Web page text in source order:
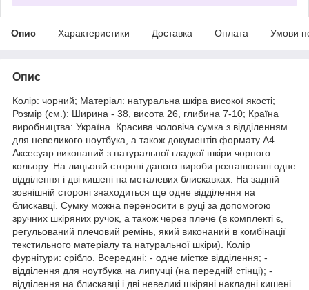
Опис Характеристики Доставка Оплата Умови
Опис
Колір: чорний; Матеріал: натуральна шкіра високої якості;
Розмір (см.): Ширина - 38, висота 26, глибина 7-10; Країна
виробництва: Україна. Красива чоловіча сумка з відділенням
для невеликого ноутбука, а також документів формату А4.
Аксесуар виконаний з натуральної гладкої шкіри чорного
кольору. На лицьовій стороні даного вироби розташовані одне
відділення і дві кишені на металевих блискавках. На задній
зовнішній стороні знаходиться ще одне відділення на
блискавці. Сумку можна переносити в руці за допомогою
зручних шкіряних ручок, а також через плече (в комплекті є,
регульований плечовий ремінь, який виконаний в комбінації
текстильного матеріалу та натуральної шкіри). Колір
фурнітури: срібло. Всередині: - одне містке відділення; -
відділення для ноутбука на липучці (на передній стінці); -
відділення на блискавці і дві невеликі шкіряні накладні кишені